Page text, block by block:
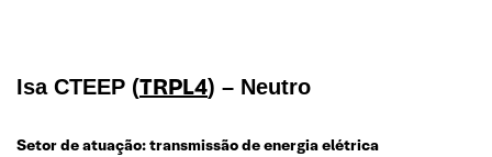
Isa CTEEP (TRPL4) – Neutro
Setor de atuação: transmissão de energia elétrica